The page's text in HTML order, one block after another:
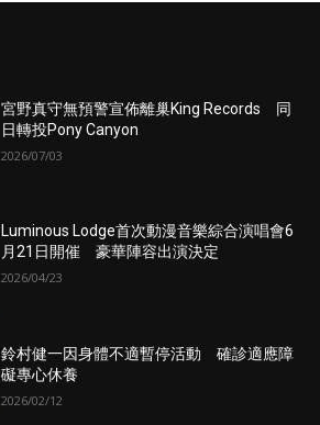
宮野真守無預警宣佈離巢King Records 同
日轉投Pony Canyon
2026/07/03
Luminous Lodge首次動漫音樂綜合演唱會6
月21日開催 豪華陣容出演決定
2026/04/23
鈴村健一因身體不適暫停活動 確診適應障
礙專心休養
2026/02/12